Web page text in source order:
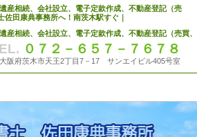
産相続、会社設立、電子定款作成、不動産登記（売
田康典事務所へ！南茨木駅すぐ｜
産相続、会社設立、電子定款作成、不動産登記（売買
０７２－６５７－７６７８
阪府茨木市天王2丁目7－17 サンエイビル405号室